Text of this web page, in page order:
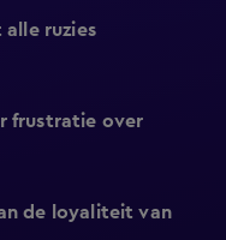
alle ruzies
frustratie over
de loyaliteit van